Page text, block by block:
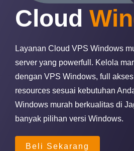
Cloud
Layanan Cloud VPS Windows
server yang powerfull. Kelola
dengan VPS Windows, full
resources sesuai kebutuhan
Windows murah berkualitas di
banyak pilihan versi Windows.
Beli Sekarang